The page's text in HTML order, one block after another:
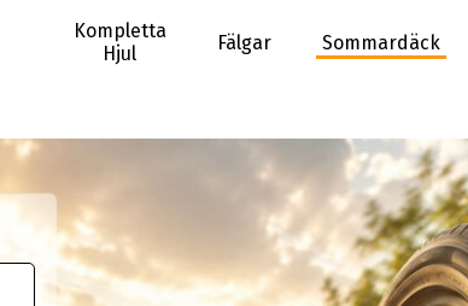
Kompletta
Hjul
Fälgar Sommardäck